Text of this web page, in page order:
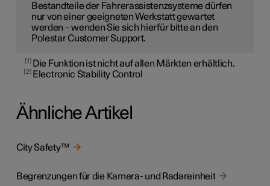
Bestandteile der Fahrerassistenzsysteme dürfen
nur von einer geeigneten Werkstatt gewartet
werden – wenden Sie sich hierfür bitte an den
Polestar Customer Support.
1 Die Funktion ist nicht auf allen Märkten erhältlich.
2 Electronic Stability Control
Ähnliche Artikel
City Safety™
Begrenzungen für die Kamera- und Radareinheit